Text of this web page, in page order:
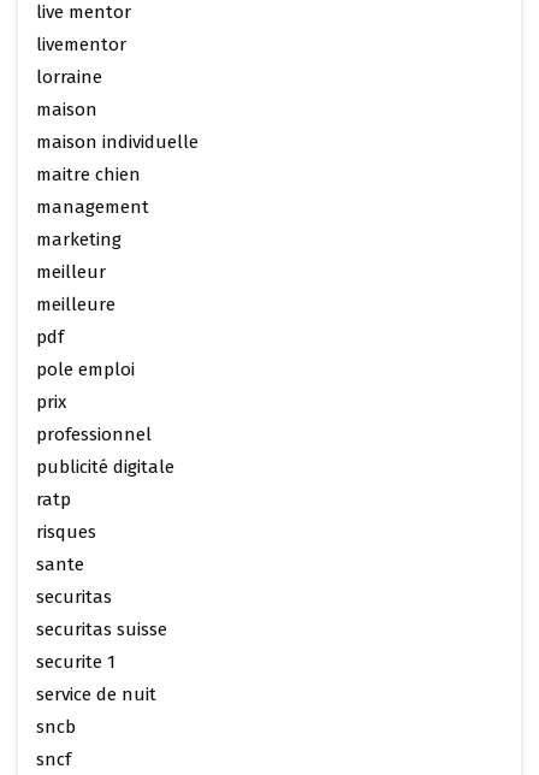
live mentor
livementor
lorraine
maison
maison individuelle
maitre chien
management
marketing
meilleur
meilleure
pdf
pole emploi
prix
professionnel
publicité digitale
ratp
risques
sante
securitas
securitas suisse
securite 1
service de nuit
sncb
sncf